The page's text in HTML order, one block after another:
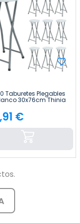
Taburetes Plegables
30x76cm Thinia
€